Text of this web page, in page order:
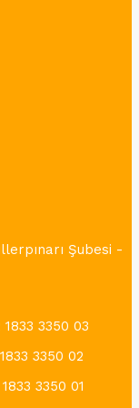
Şubesi -
3350 03
3350 02
3350 01